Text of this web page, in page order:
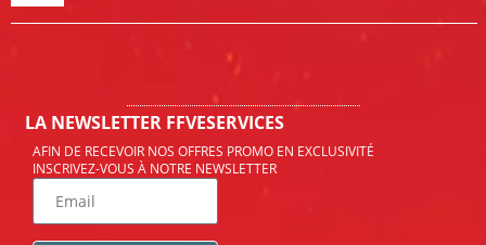
LA NEWSLETTER FFVESERVICES
AFIN DE RECEVOIR NOS OFFRES PROMO EN EXCLUSIVITÉ
INSCRIVEZ-VOUS À NOTRE NEWSLETTER